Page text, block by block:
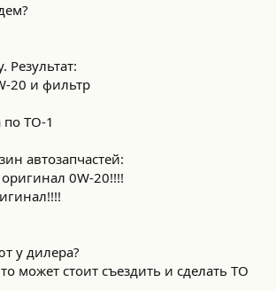
Результат:
20 и фильтр
по ТО-1
автозапчастей:
0W-20!!!!
у дилера?
может стоит съездить и сделать ТО